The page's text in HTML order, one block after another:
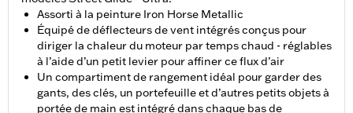
Assorti à la peinture Iron Horse Metallic
Équipé de déflecteurs de vent intégrés conçus pour
diriger la chaleur du moteur par temps chaud - réglables
à l’aide d’un petit levier pour affiner ce flux d’air
Un compartiment de rangement idéal pour garder des
gants, des clés, un portefeuille et d’autres petits objets à
portée de main est intégré dans chaque bas de